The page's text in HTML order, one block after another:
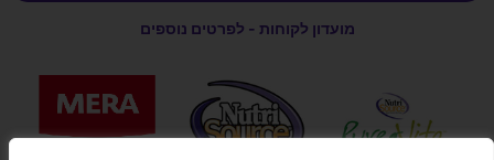
מועדון לקוחות - לפרטים נוספים